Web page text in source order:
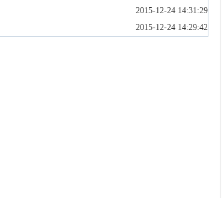
2015-12-24 14:31:29
2015-12-24 14:29:42